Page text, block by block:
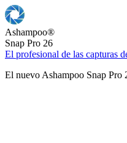
Ashampoo®
Snap Pro 26
El profesional de las capturas
El nuevo Ashampoo Snap Pro